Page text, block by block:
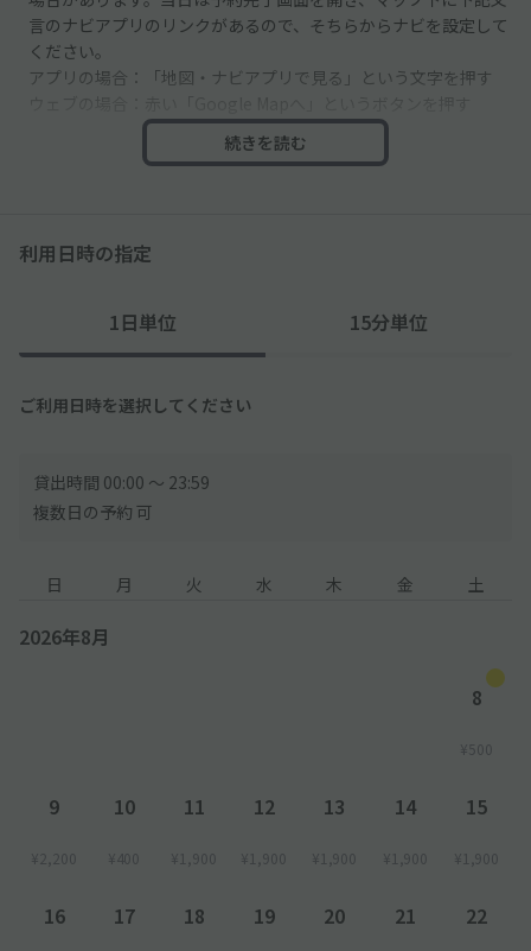
言のナビアプリのリンクがあるので、そちらからナビを設定して
ください。
アプリの場合：「地図・ナビアプリで見る」という文字を押す
●閑静な住宅街のため騒音等は注意お願い致します。
続きを読む
利用日時の指定
1日単位 15分単位
ご利用日時を選択してください
貸出時間 00:00 〜 23:59
複数日の予約 可
日 月 火 水 木 金 土
2026年8月
8
¥500
9
¥2,200
10
¥400
11
¥1,900
12
¥1,900
13
¥1,900
14
¥1,900
15
¥1,900
16 17 18 19 20 21 22